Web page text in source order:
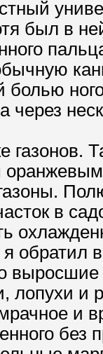
был в
через
газонов.
в
обратил
лопухи и
и
без